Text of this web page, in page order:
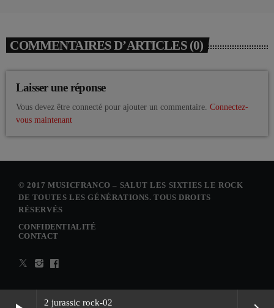
2 jurassic rock-02
COMMENTAIRES D’ARTICLES (0)
Laisser une réponse
Vous devez être connecté pour ajouter un commentaire. Connectez-
vous maintenant
© 2017 MUSICFRANCO – SALUT LES SIXTIES LE ROCK
DE TOUTES LES GÉNÉRATIONS. TOUS DROITS
RÉSERVÉS
CONFIDENTIALITÉ
CONTACT